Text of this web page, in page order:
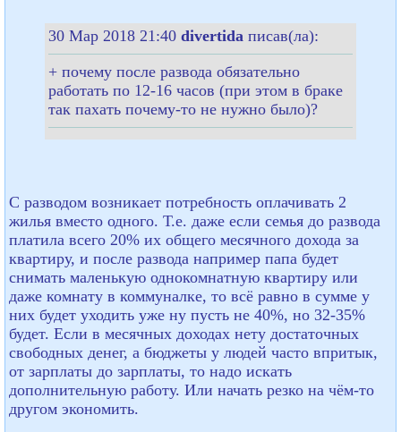
30 Мар 2018 21:40 divertida писав(ла):
+ почему после развода обязательно
работать по 12-16 часов (при этом в браке
так пахать почему-то не нужно было)?
С разводом возникает потребность оплачивать 2
жилья вместо одного. Т.е. даже если семья до развода
платила всего 20% их общего месячного дохода за
квартиру, и после развода например папа будет
снимать маленькую однокомнатную квартиру или
даже комнату в коммуналке, то всё равно в сумме у
них будет уходить уже ну пусть не 40%, но 32-35%
будет. Если в месячных доходах нету достаточных
свободных денег, а бюджеты у людей часто впритык,
от зарплаты до зарплаты, то надо искать
дополнительную работу. Или начать резко на чём-то
другом экономить.